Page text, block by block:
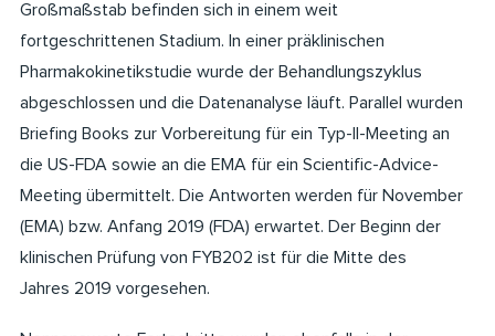
Großmaßstab befinden sich in einem weit
fortgeschrittenen Stadium. In einer präklinischen
Pharmakokinetikstudie wurde der Behandlungszyklus
abgeschlossen und die Datenanalyse läuft. Parallel wurden
Briefing Books zur Vorbereitung für ein Typ-II-Meeting an
die US-FDA sowie an die EMA für ein Scientific-Advice-
Meeting übermittelt. Die Antworten werden für November
(EMA) bzw. Anfang 2019 (FDA) erwartet. Der Beginn der
klinischen Prüfung von FYB202 ist für die Mitte des
Jahres 2019 vorgesehen.